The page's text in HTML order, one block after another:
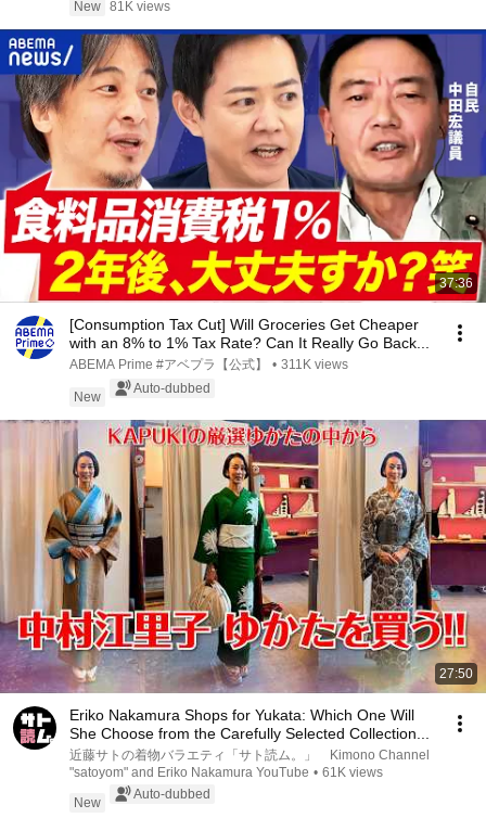
New 81K views
37:36
[Consumption Tax Cut] Will Groceries Get Cheaper
with an 8% to 1% Tax Rate? Can It Really Go Back...
ABEMA Prime #アベプラ【公式】 • 311K views
New
Auto-dubbed
27:50
Eriko Nakamura Shops for Yukata: Which One Will
She Choose from the Carefully Selected Collection...
近藤サトの着物バラエティ「サト読ム。」 Kimono Channel
"satoyom" and Eriko Nakamura YouTube • 61K views
New
Auto-dubbed